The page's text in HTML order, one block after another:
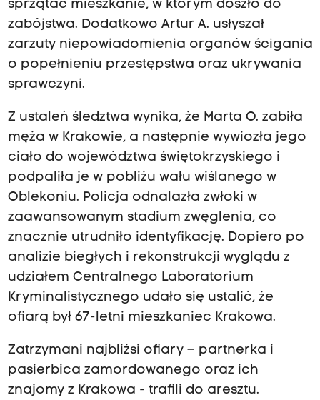
sprzątać mieszkanie, w którym doszło do
zabójstwa. Dodatkowo Artur A. usłyszał
zarzuty niepowiadomienia organów ścigania
o popełnieniu przestępstwa oraz ukrywania
sprawczyni.
Z ustaleń śledztwa wynika, że Marta O. zabiła
męża w Krakowie, a następnie wywiozła jego
ciało do województwa świętokrzyskiego i
podpaliła je w pobliżu wału wiślanego w
Oblekoniu. Policja odnalazła zwłoki w
zaawansowanym stadium zwęglenia, co
znacznie utrudniło identyfikację. Dopiero po
analizie biegłych i rekonstrukcji wyglądu z
udziałem Centralnego Laboratorium
Kryminalistycznego udało się ustalić, że
ofiarą był 67-letni mieszkaniec Krakowa.
Zatrzymani najbliżsi ofiary – partnerka i
pasierbica zamordowanego oraz ich
znajomy z Krakowa - trafili do aresztu.